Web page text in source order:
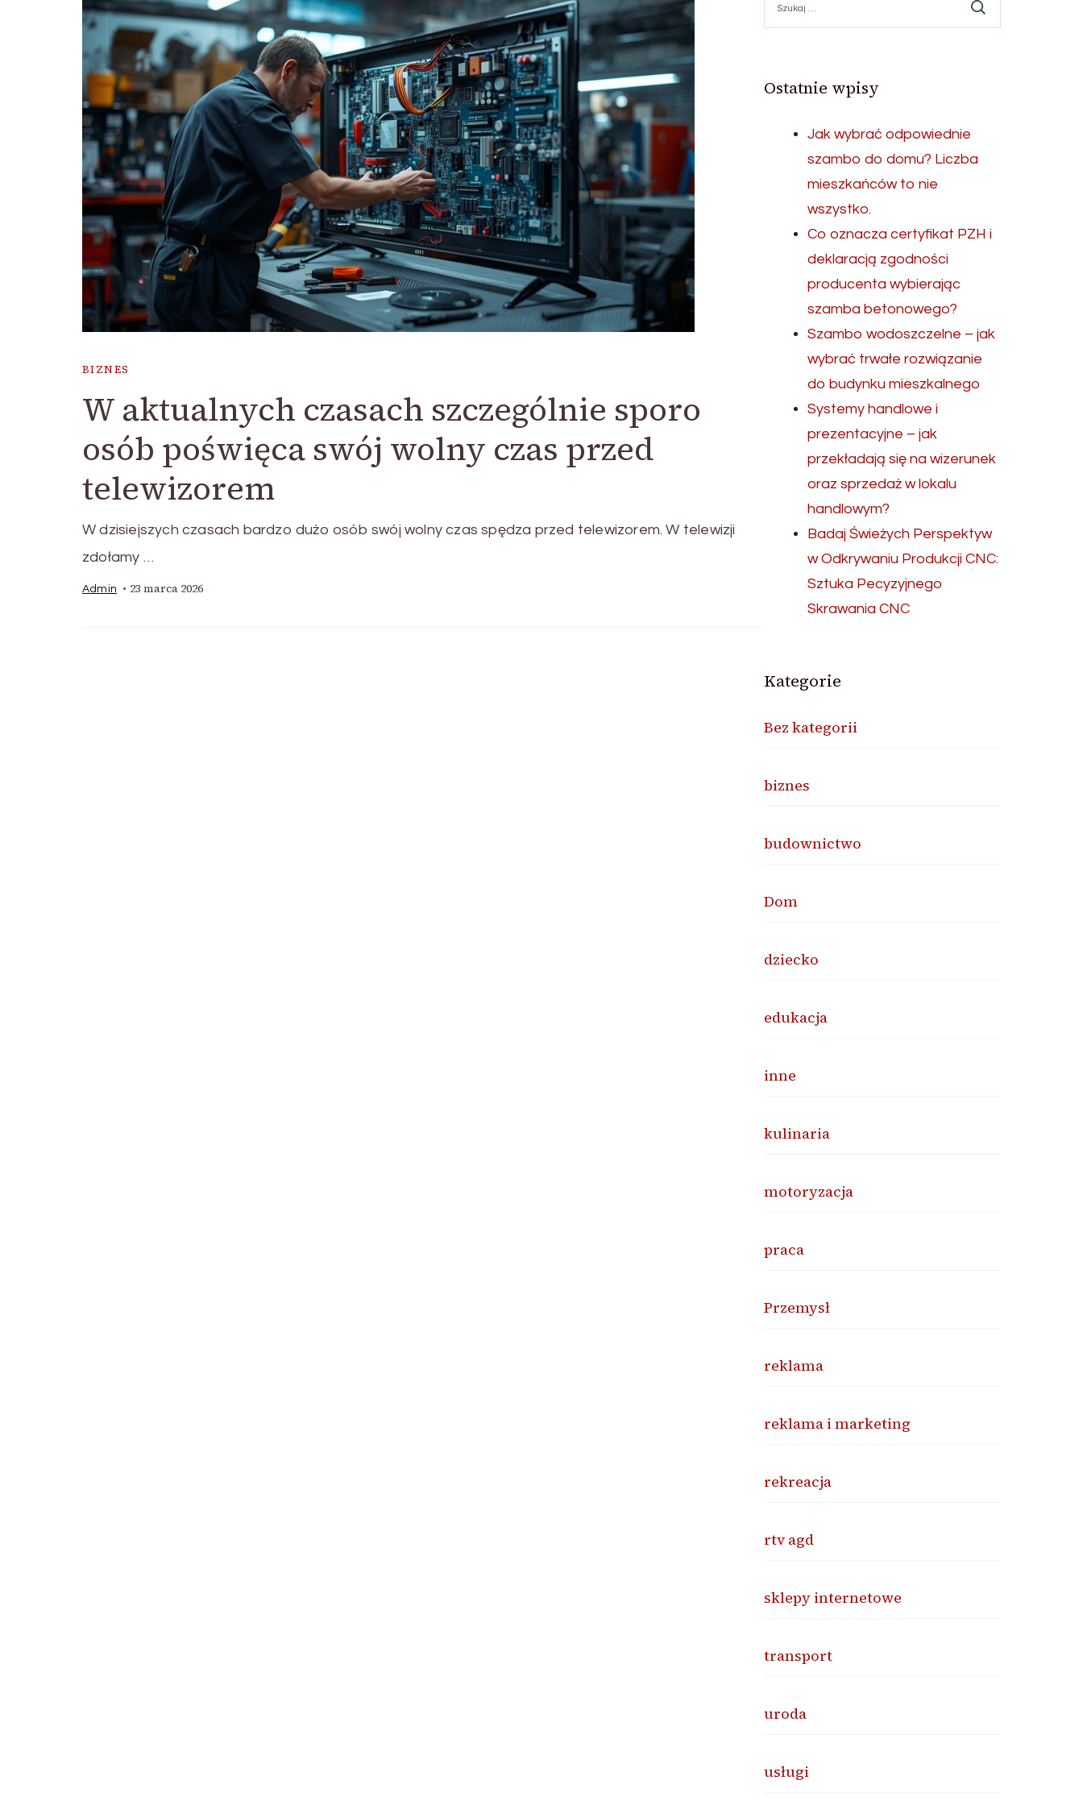
BIZNES
W aktualnych czasach szczególnie sporo
osób poświęca swój wolny czas przed
telewizorem
W dzisiejszych czasach bardzo dużo osób swój wolny czas spędza przed telewizorem. W telewizji
zdołamy …
Admin 23 marca 2026
Ostatnie wpisy
Jak wybrać odpowiednie
szambo do domu? Liczba
mieszkańców to nie
wszystko.
Co oznacza certyfikat PZH i
deklaracją zgodności
producenta wybierając
szamba betonowego?
Szambo wodoszczelne – jak
wybrać trwałe rozwiązanie
do budynku mieszkalnego
Systemy handlowe i
prezentacyjne – jak
przekładają się na wizerunek
oraz sprzedaż w lokalu
handlowym?
Badaj Świeżych Perspektyw
w Odkrywaniu Produkcji CNC:
Sztuka Pecyzyjnego
Skrawania CNC
Kategorie
Bez kategorii
biznes
budownictwo
Dom
dziecko
edukacja
inne
kulinaria
motoryzacja
praca
Przemysł
reklama
reklama i marketing
rekreacja
rtv agd
sklepy internetowe
transport
uroda
usługi